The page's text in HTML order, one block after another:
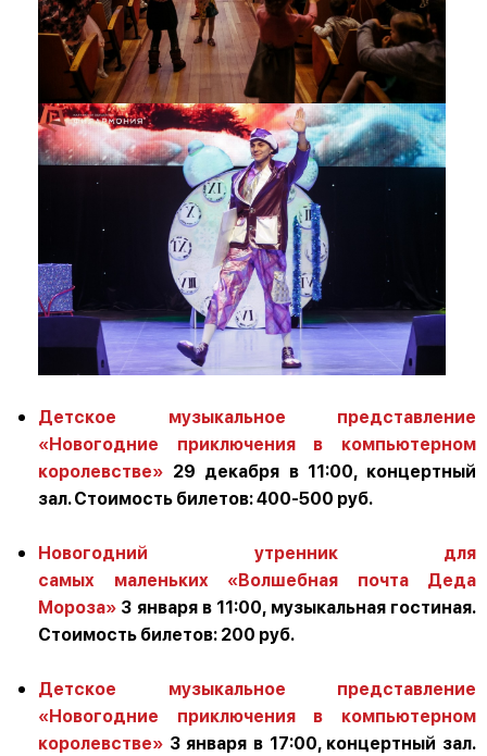
Детское музыкальное представление
«Новогодние приключения в компьютерном
королевстве» 29 декабря в 11:00, концертный
зал. Стоимость билетов: 400-500 руб.
Новогодний утренник для
самых маленьких «Волшебная почта Деда
Мороза» 3 января в 11:00, музыкальная гостиная.
Стоимость билетов: 200 руб.
Детское музыкальное представление
«Новогодние приключения в компьютерном
королевстве» 3 января в 17:00, концертный зал.